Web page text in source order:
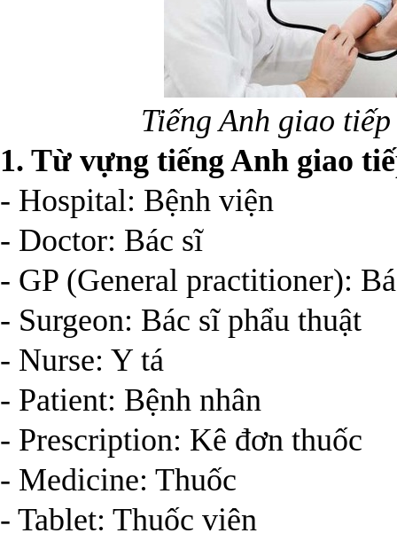
Tiếng Anh giao
1. Từ vựng tiếng Anh giao
- Hospital: Bệnh viện
- Doctor: Bác sĩ
- GP (General practitioner):
- Surgeon: Bác sĩ phẩu thuật
- Nurse: Y tá
- Patient: Bệnh nhân
- Prescription: Kê đơn thuốc
- Medicine: Thuốc
- Tablet: Thuốc viên